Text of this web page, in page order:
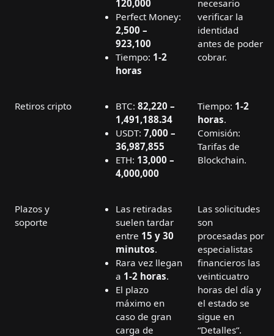
120,000
Perfect Money:
2,500 –
923,100
Tiempo: 1-2
horas
necesario
verificar la
identidad
antes de poder
cobrar.
Retiros cripto BTC: 82,220 –
1,491,188.34
USDT: 7,000 –
36,987,855
ETH: 13,000 –
4,000,000
Tiempo: 1-2
horas.
Comisión:
Tarifas de
Blockchain.
Plazos y
soporte
Las retiradas
suelen tardar
entre 15 y 30
minutos.
Rara vez llegan
a 1-2 horas.
El plazo
máximo en
caso de gran
carga de
Las solicitudes
son
procesadas por
especialistas
financieros las
veinticuatro
horas del día y
el estado se
sigue en
“Detalles”.